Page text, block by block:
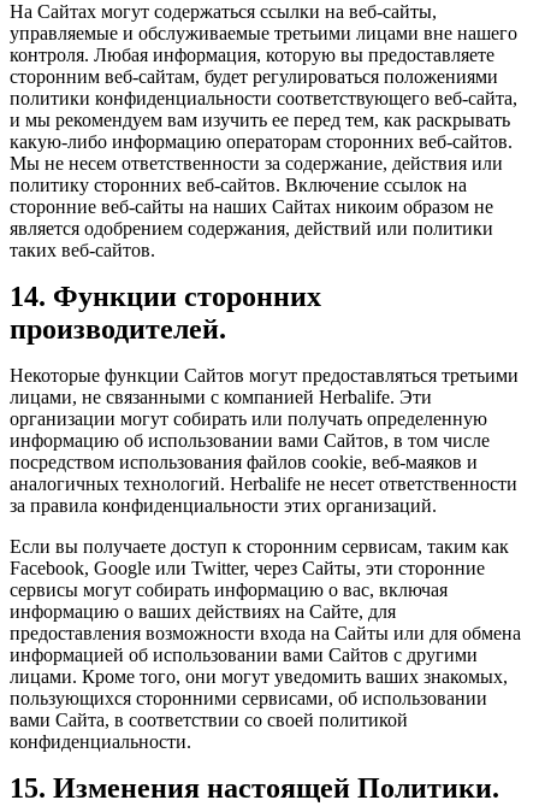
На Сайтах могут содержаться ссылки на веб-сайты,
управляемые и обслуживаемые третьими лицами вне нашего
контроля. Любая информация, которую вы предоставляете
сторонним веб-сайтам, будет регулироваться положениями
политики конфиденциальности соответствующего веб-сайта,
и мы рекомендуем вам изучить ее перед тем, как раскрывать
какую-либо информацию операторам сторонних веб-сайтов.
Мы не несем ответственности за содержание, действия или
политику сторонних веб-сайтов. Включение ссылок на
сторонние веб-сайты на наших Сайтах никоим образом не
является одобрением содержания, действий или политики
таких веб-сайтов.
14. Функции сторонних
производителей.
Некоторые функции Сайтов могут предоставляться третьими
лицами, не связанными с компанией Herbalife. Эти
организации могут собирать или получать определенную
информацию об использовании вами Сайтов, в том числе
посредством использования файлов cookie, веб-маяков и
аналогичных технологий. Herbalife не несет ответственности
за правила конфиденциальности этих организаций.
Если вы получаете доступ к сторонним сервисам, таким как
Facebook, Google или Twitter, через Сайты, эти сторонние
сервисы могут собирать информацию о вас, включая
информацию о ваших действиях на Сайте, для
предоставления возможности входа на Сайты или для обмена
информацией об использовании вами Сайтов с другими
лицами. Кроме того, они могут уведомить ваших знакомых,
пользующихся сторонними сервисами, об использовании
вами Сайта, в соответствии со своей политикой
конфиденциальности.
15. Изменения настоящей Политики.